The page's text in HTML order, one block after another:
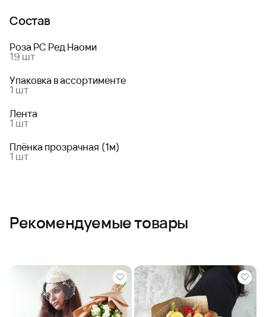
Состав
Роза РС Ред Наоми
19 шт
Упаковка в ассортименте
1 шт
Лента
1 шт
Плёнка прозрачная (1м)
1 шт
Рекомендуемые товары